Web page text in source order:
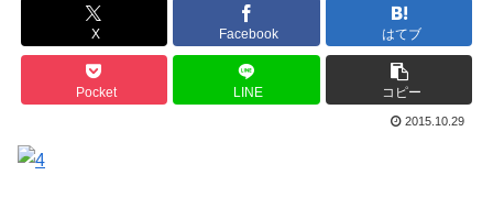
X Facebook はてブ
Pocket LINE コピー
2015.10.29